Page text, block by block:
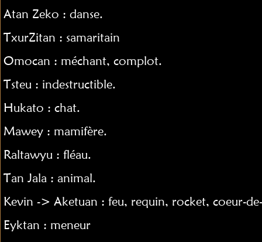
Atan Zeko : danse.
TxurZitan : samaritain
Omocan : méchant, complot.
Tsteu : indestructible.
Hukato : chat.
Mawey : mamifère.
Raltawyu : fléau.
Tan Jala : animal.
Kevin -> Aketuan : feu, requin, rocket, coeur-
Eyktan : meneur